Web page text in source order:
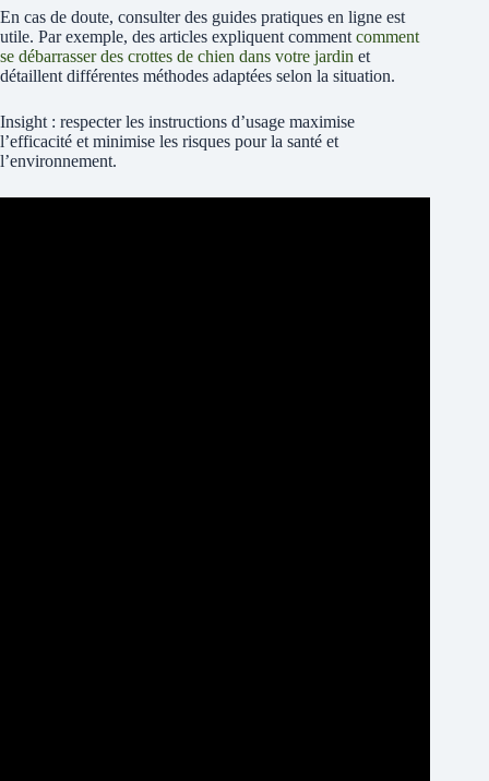
En cas de doute, consulter des guides pratiques en ligne est
utile. Par exemple, des articles expliquent comment comment
se débarrasser des crottes de chien dans votre jardin et
détaillent différentes méthodes adaptées selon la situation.
Insight : respecter les instructions d’usage maximise
l’efficacité et minimise les risques pour la santé et
l’environnement.